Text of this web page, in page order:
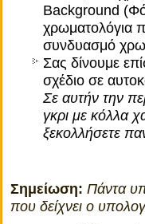
Background
χρωματολόγια
συνδυασμό
Σας δίνουμε
σχέδιο σε
Σε αυτήν την
γκρι με κόλλα
ξεκολλήσετε
Σημείωση: Πάντα
που δείχνει ο